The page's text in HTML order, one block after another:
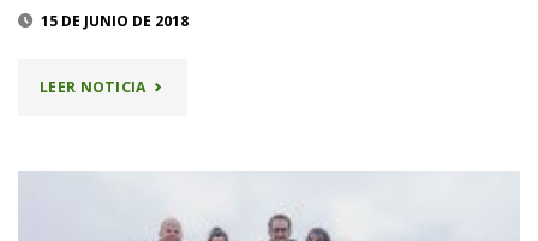
15 DE JUNIO DE 2018
LEER NOTICIA"24
AITZGORRI"